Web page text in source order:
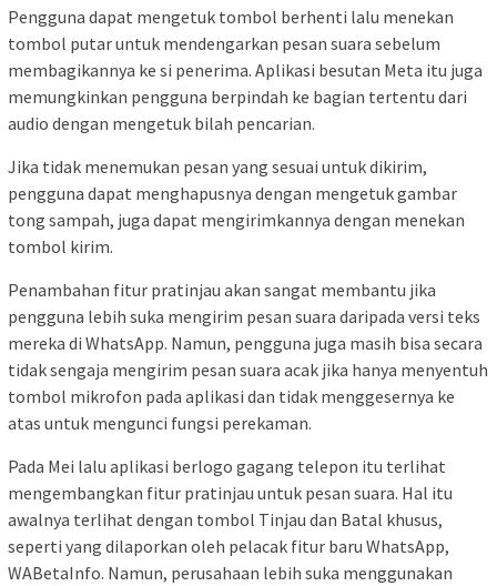
Pengguna dapat mengetuk tombol berhenti lalu menekan
tombol putar untuk mendengarkan pesan suara sebelum
membagikannya ke si penerima. Aplikasi besutan Meta itu juga
memungkinkan pengguna berpindah ke bagian tertentu dari
audio dengan mengetuk bilah pencarian.
Jika tidak menemukan pesan yang sesuai untuk dikirim,
pengguna dapat menghapusnya dengan mengetuk gambar
tong sampah, juga dapat mengirimkannya dengan menekan
tombol kirim.
Penambahan fitur pratinjau akan sangat membantu jika
pengguna lebih suka mengirim pesan suara daripada versi teks
mereka di WhatsApp. Namun, pengguna juga masih bisa secara
tidak sengaja mengirim pesan suara acak jika hanya menyentuh
tombol mikrofon pada aplikasi dan tidak menggesernya ke
atas untuk mengunci fungsi perekaman.
Pada Mei lalu aplikasi berlogo gagang telepon itu terlihat
mengembangkan fitur pratinjau untuk pesan suara. Hal itu
awalnya terlihat dengan tombol Tinjau dan Batal khusus,
seperti yang dilaporkan oleh pelacak fitur baru WhatsApp,
WABetaInfo. Namun, perusahaan lebih suka menggunakan